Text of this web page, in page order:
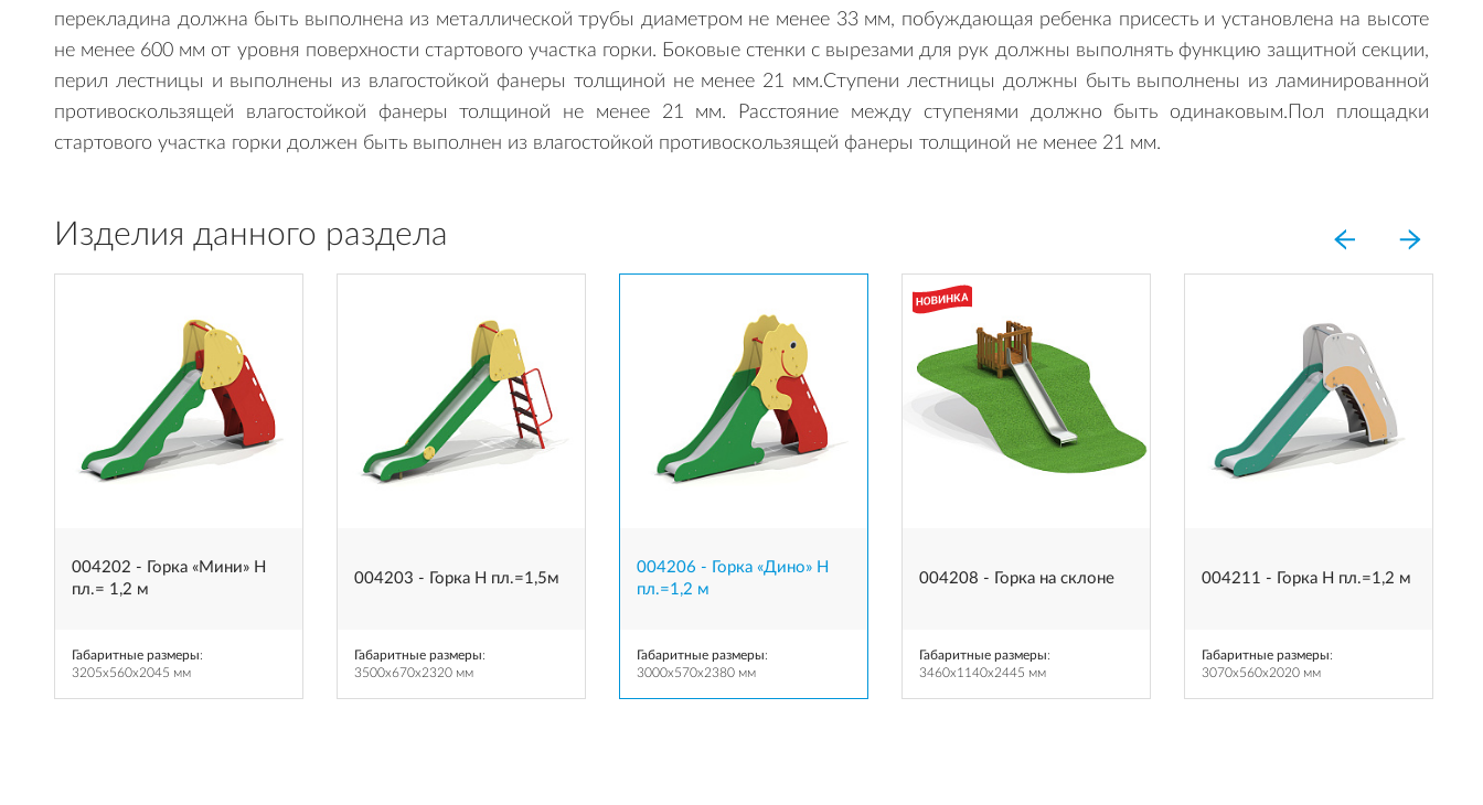
перекладина должна быть выполнена из металлической трубы диаметром не менее 33 мм, побуждающая ребенка присесть и установлена на высоте
не менее 600 мм от уровня поверхности стартового участка горки. Боковые стенки с вырезами для рук должны выполнять функцию защитной секции,
перил лестницы и выполнены из влагостойкой фанеры толщиной не менее 21 мм.Ступени лестницы должны быть выполнены из ламинированной
противоскользящей влагостойкой фанеры толщиной не менее 21 мм. Расстояние между ступенями должно быть одинаковым.Пол площадки
стартового участка горки должен быть выполнен из влагостойкой противоскользящей фанеры толщиной не менее 21 мм.
Изделия данного раздела
004202 - Горка «Мини» H
пл.= 1,2 м
Габаритные размеры:
3205x560x2045 мм
004203 - Горка Н пл.=1,5м
Габаритные размеры:
3500x670x2320 мм
004206 - Горка «Дино» Н
пл.=1,2 м
Габаритные размеры:
3000x570x2380 мм
004208 - Горка на склоне
Габаритные размеры:
3460x1140x2445 мм
004211 - Горка Н пл.=1,2 м
Габаритные размеры:
3070x560x2020 мм